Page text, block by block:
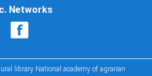
Networks
library National academy of agrarian